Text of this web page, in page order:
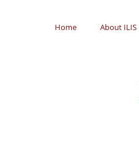
Home About ILIS